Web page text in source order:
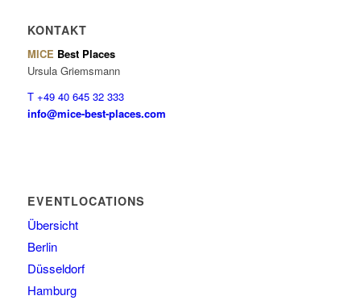
KONTAKT
MICE Best Places
Ursula Griemsmann
T +49 40 645 32 333
info@mice-best-places.com
EVENTLOCATIONS
Übersicht
Berlin
Düsseldorf
Hamburg